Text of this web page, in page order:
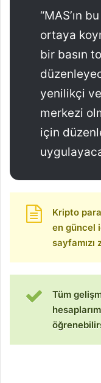
“MAS’ın
ortaya
bir basın
yenilikçi
merkezi
için
Kripto
en güncel
Tüm